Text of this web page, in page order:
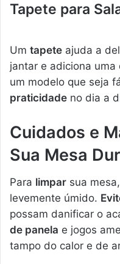
Tapete para
Um tapete ajuda a
jantar e adiciona
um modelo que seja
praticidade no dia a
Cuidados e
Sua Mesa
Para limpar sua
levemente úmido.
possam danificar o
de panela e jogos
tampo do calor e de